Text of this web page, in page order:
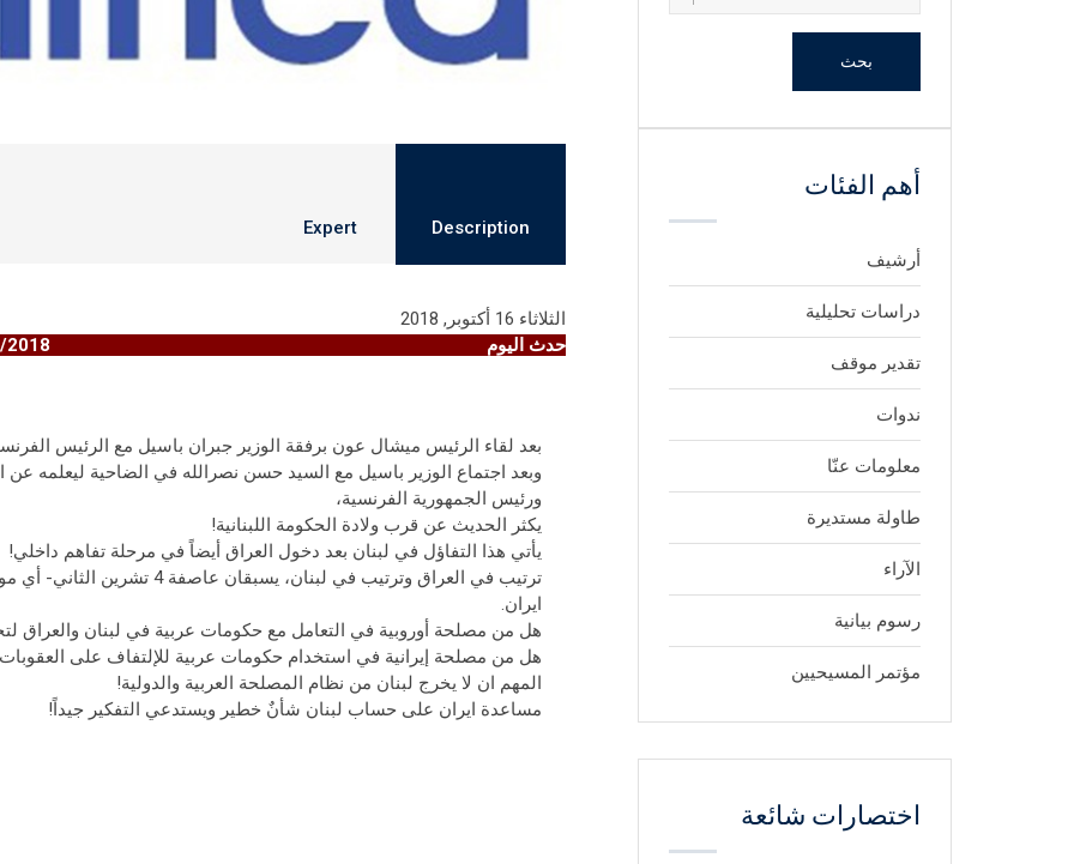
Description
Expert
الثلاثاء 16 أكتوبر, 2018
حدث اليوم 16/ /2018
بعد لقاء الرئيس ميشال عون برفقة الوزير جبران باسيل مع الرئيس
وبعد اجتماع الوزير باسيل مع السيد حسن نصرالله في الضاحية ليعلمه
ورئيس الجمهورية الفرنسية،
يكثر الحديث عن قرب ولادة الحكومة اللبنانية!
يأتي هذا التفاؤل في لبنان بعد دخول العراق أيضاً في مرحلة تفاهم داخلي!
ترتيب في العراق وترتيب في
ايران.
هل من مصلحة أوروبية في التعامل مع حكومات عربية في لبنان والعراق
هل من مصلحة إيرانية في استخدام حكومات عربية للإلتفاف على العقوبات
المهم ان لا يخرج لبنان من نظام المصلحة العربية والدولية!
مساعدة ايران على حساب لبنان شأنٌ خطير ويستدعي التفكير جيداً!
بحث
أهم الفئات
أرشيف
دراسات تحليلية
تقدير موقف
ندوات
معلومات عنّا
طاولة مستديرة
الآراء
رسوم بيانية
مؤتمر المسيحيين
اختصارات شائعة